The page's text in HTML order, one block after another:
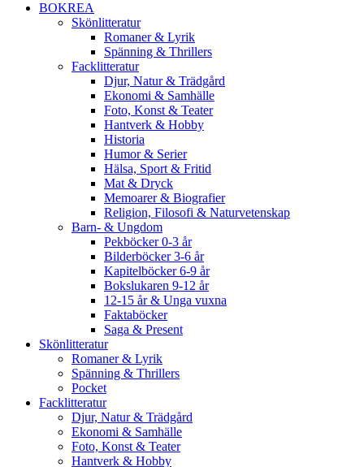
BOKREA
Skönlitteratur
Romaner & Lyrik
Spänning & Thrillers
Facklitteratur
Djur, Natur & Trädgård
Ekonomi & Samhälle
Foto, Konst & Teater
Hantverk & Hobby
Historia
Humor & Serier
Hälsa, Sport & Fritid
Mat & Dryck
Memoarer & Biografier
Religion, Filosofi & Naturvetenskap
Barn- & Ungdom
Pekböcker 0-3 år
Bilderböcker 3-6 år
Kapitelböcker 6-9 år
Bokslukaren 9-12 år
12-15 år & Unga vuxna
Faktaböcker
Saga & Present
Skönlitteratur
Romaner & Lyrik
Spänning & Thrillers
Pocket
Facklitteratur
Djur, Natur & Trädgård
Ekonomi & Samhälle
Foto, Konst & Teater
Hantverk & Hobby